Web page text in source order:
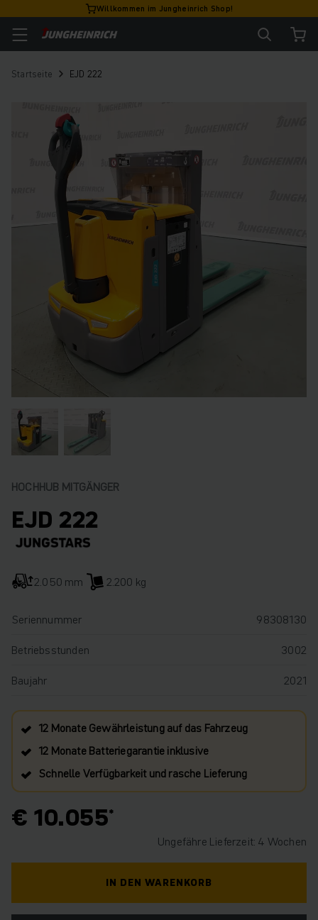
Willkommen im Jungheinrich Shop!
Startseite EJD 222
HOCHHUB MITGÄNGER
EJD 222
2.050 mm 2.200 kg
Seriennummer
98308130
Betriebsstunden
3002
Baujahr
2021
12 Monate Gewährleistung auf das Fahrzeug
12 Monate Batteriegarantie inklusive
Schnelle Verfügbarkeit und rasche Lieferung
€ 10.055
Ungefähre Lieferzeit: 4 Wochen
IN DEN WARENKORB